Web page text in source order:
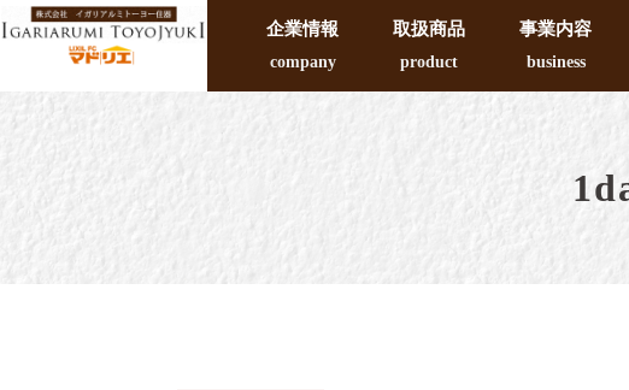
企業情報
company
取扱商品
product
事業内容
business